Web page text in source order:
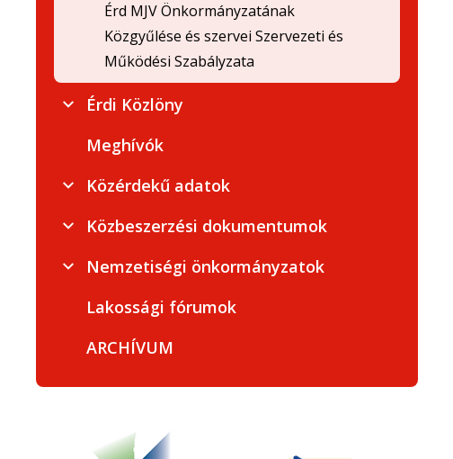
Érd MJV Önkormányzatának
Közgyűlése és szervei Szervezeti és
Működési Szabályzata
Érdi Közlöny
Meghívók
Közérdekű adatok
Közbeszerzési dokumentumok
Nemzetiségi önkormányzatok
Lakossági fórumok
ARCHÍVUM